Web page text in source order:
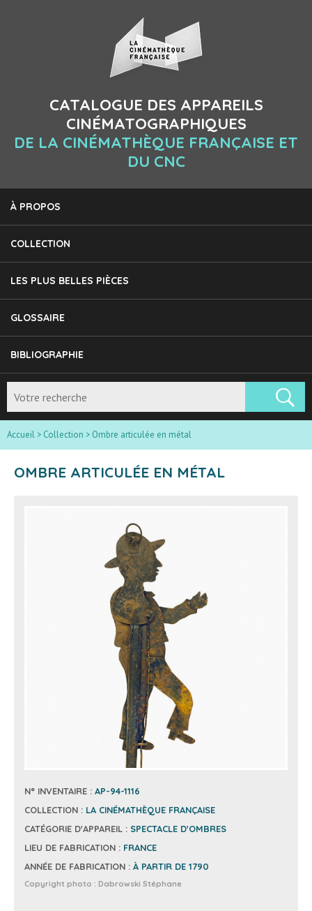
CATALOGUE DES APPAREILS
CINÉMATOGRAPHIQUES
DE LA CINÉMATHÈQUE FRANÇAISE ET
DU CNC
À PROPOS
COLLECTION
LES PLUS BELLES PIÈCES
GLOSSAIRE
BIBLIOGRAPHIE
Accueil > Collection > Ombre articulée en métal
OMBRE ARTICULÉE EN MÉTAL
N° INVENTAIRE : AP-94-1116
COLLECTION : LA CINÉMATHÈQUE FRANÇAISE
CATÉGORIE D'APPAREIL : SPECTACLE D'OMBRES
LIEU DE FABRICATION : FRANCE
ANNÉE DE FABRICATION : À PARTIR DE 1790
Copyright photo : Dabrowski Stéphane